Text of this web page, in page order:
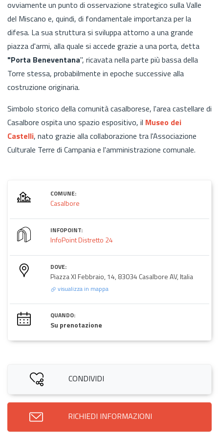
ovviamente un punto di osservazione strategico sulla Valle
del Miscano e, quindi, di fondamentale importanza per la
difesa. La sua struttura si sviluppa attorno a una grande
piazza d'armi, alla quale si accede grazie a una porta, detta
"Porta Beneventana", ricavata nella parte più bassa della
Torre stessa, probabilmente in epoche successive alla
costruzione originaria.
Simbolo storico della comunità casalborese, l'area castellare di
Casalbore ospita uno spazio espositivo, il Museo dei
Castelli, nato grazie alla collaborazione tra l'Associazione
Culturale Terre di Campania e l'amministrazione comunale.
COMUNE:
Casalbore
INFOPOINT:
InfoPoint Distretto 24
DOVE:
Piazza XI Febbraio, 14, 83034 Casalbore AV, Italia
visualizza in mappa
QUANDO:
Su prenotazione
CONDIVIDI
RICHIEDI INFORMAZIONI